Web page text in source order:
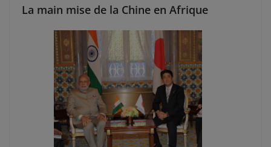
La main mise de la Chine en Afrique